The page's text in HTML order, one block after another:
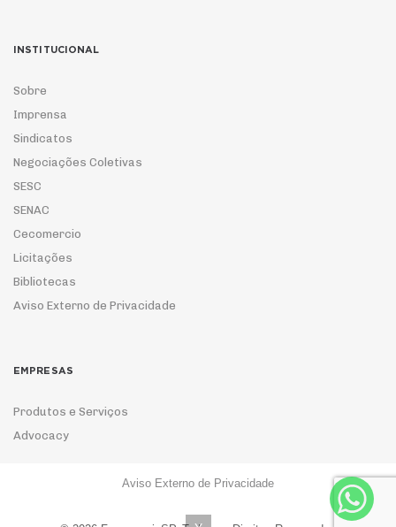
INSTITUCIONAL
Sobre
Imprensa
Sindicatos
Negociações Coletivas
SESC
SENAC
Cecomercio
Licitações
Bibliotecas
Aviso Externo de Privacidade
EMPRESAS
Produtos e Serviços
Advocacy
Aviso Externo de Privacidade